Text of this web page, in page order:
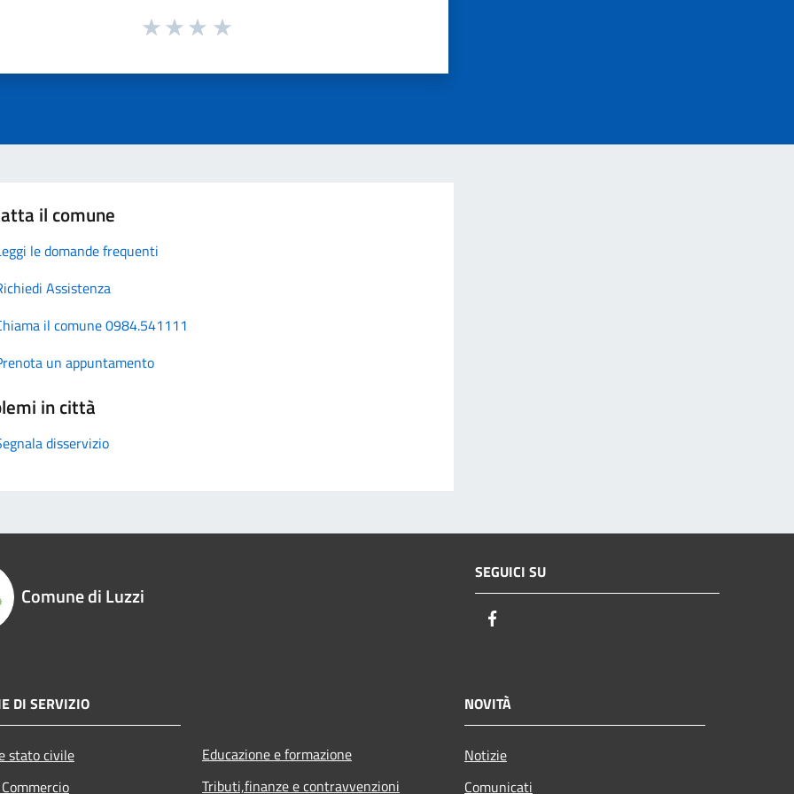
il comune
le domande frequenti
Assistenza
il comune 0984.541111
un appuntamento
in città
disservizio
Comune di Luzzi
SEGUICI SU
DI SERVIZIO
stato civile
Educazione e formazione
Tributi,finanze e contravvenzioni
NOVITÀ
Notizie
Comunicati